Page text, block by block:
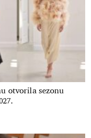
otvorila sezonu